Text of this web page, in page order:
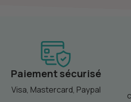
Paiement sécurisé
Visa, Mastercard, Paypal